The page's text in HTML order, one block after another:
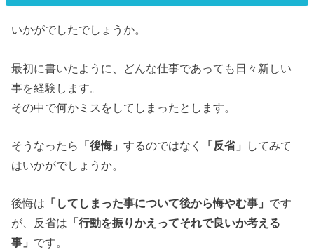
いかがでしたでしょうか。
最初に書いたように、どんな仕事であっても日々新しい
事を経験します。
その中で何かミスをしてしまったとします。
そうなったら 「後悔」するのではなく 「反省」
してみて
はいかがでしょうか。
後悔は 「してしまった事について後から悔やむ事」 です
が、反省は 「行動を振りかえってそれで良いか考える
事」 です。